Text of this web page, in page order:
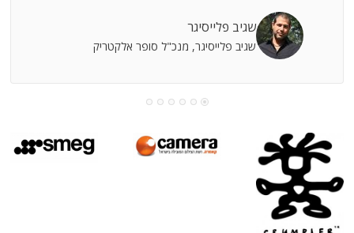
שגיב פלייסיגר
שגיב פלייסיגר, מנכ"ל סופר אלקטריק